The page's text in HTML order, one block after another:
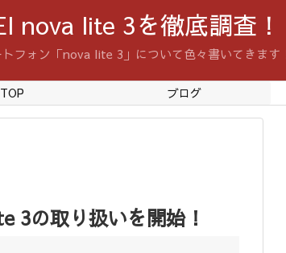
nova lite 3を徹底調査！
フォン「nova lite 3」について色々書いてきます
TOP ブログ
3の取り扱いを開始！